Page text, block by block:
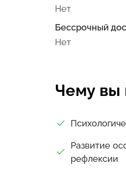
Нет
Бессрочный
Нет
Чему вы
Развитие
рефлексии